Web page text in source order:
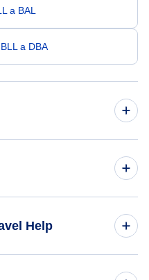
a BAL
a DBA
- BLR a BND
Help